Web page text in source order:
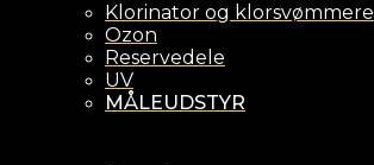
Klorinator og klorsvømmere
Ozon
Reservedele
UV
MÅLEUDSTYR